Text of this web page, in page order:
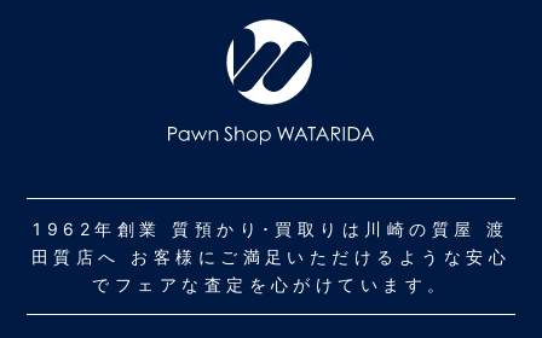
1962年創業 質預かり･買取りは川崎の質屋 渡
田質店へ お客様にご満足いただけるような安心
でフェアな査定を心がけています。